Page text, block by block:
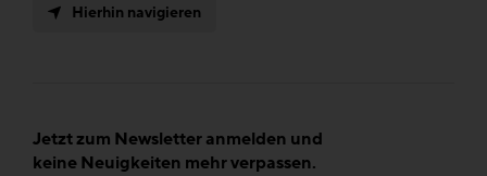
Hierhin navigieren
Jetzt zum Newsletter anmelden und
keine Neuigkeiten mehr verpassen.